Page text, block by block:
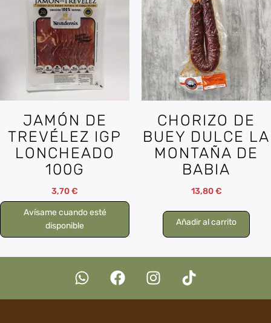
JAMÓN DE
TREVÉLEZ IGP
LONCHEADO
100G
3,70€
Avísame cuando esté
disponible
CHORIZO DE
BUEY DULCE LA
MONTAÑA DE
BABIA
13,80€
Añadir al carrito